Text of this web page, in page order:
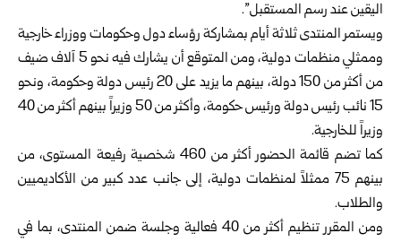
اليقين عند رسم المستقبل”.
ويستمر المنتدى ثلاثة أيام بمشاركة رؤساء دول وحكومات ووزراء خارجية
وممثلي منظمات دولية، ومن المتوقع أن يشارك فيه نحو 5 آلاف ضيف
من أكثر من 150 دولة، بينهم ما يزيد على 20 رئيس دولة وحكومة، ونحو
15 نائب رئيس دولة ورئيس حكومة، وأكثر من 50 وزيراً بينهم أكثر من 40
وزيراً للخارجية.
كما تضم قائمة الحضور أكثر من 460 شخصية رفيعة المستوى، من
بينهم 75 ممثلاً لمنظمات دولية، إلى جانب عدد كبير من الأكاديميين
والطلاب.
ومن المقرر تنظيم أكثر من 40 فعالية وجلسة ضمن المنتدى، بما في